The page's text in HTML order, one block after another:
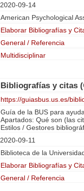
2020-09-14
American Psychological
Elaborar Bibliografías y
General / Referencia
Multidisciplinar
Bibliografías y citas
https://guiasbus.us.es/
Guía de la BUS para
Apartados: Qué son (las
Estilos / Gestores
2020-09-11
Biblioteca de la
Elaborar Bibliografías y
General / Referencia